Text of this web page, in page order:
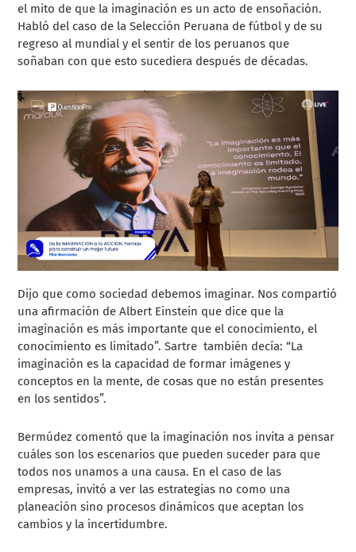
el mito de que la imaginación es un acto de ensoñación.
Habló del caso de la Selección Peruana de fútbol y de su
regreso al mundial y el sentir de los peruanos que
soñaban con que esto sucediera después de décadas.
Dijo que como sociedad debemos imaginar. Nos compartió
una afirmación de Albert Einstein que dice que la
imaginación es más importante que el conocimiento, el
conocimiento es limitado”. Sartre también decía: “La
imaginación es la capacidad de formar imágenes y
conceptos en la mente, de cosas que no están presentes
en los sentidos”.
Bermúdez comentó que la imaginación nos invita a pensar
cuáles son los escenarios que pueden suceder para que
todos nos unamos a una causa. En el caso de las
empresas, invitó a ver las estrategias no como una
planeación sino procesos dinámicos que aceptan los
cambios y la incertidumbre.